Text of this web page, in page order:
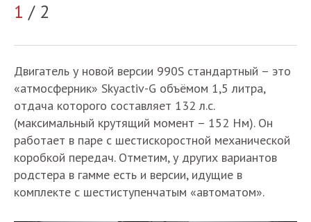
1 / 2
Двигатель у новой версии 990S стандартный – это
«атмосферник» Skyactiv-G объёмом 1,5 литра,
отдача которого составляет 132 л.с.
(максимальный крутящий момент – 152 Нм). Он
работает в паре с шестискоростной механической
коробкой передач. Отметим, у других вариантов
родстера в гамме есть и версии, идущие в
комплекте с шестиступенчатым «автоматом».